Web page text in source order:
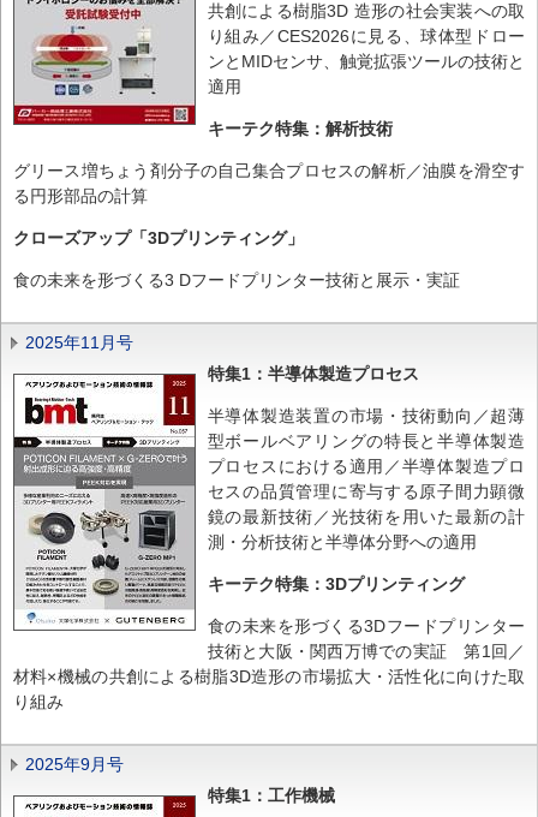
共創による樹脂3D 造形の社会実装への取
り組み／CES2026に見る、球体型ドロー
ンとMIDセンサ、触覚拡張ツールの技術と
適用
キーテク特集：解析技術
グリース増ちょう剤分子の自己集合プロセスの解析／油膜を滑空す
る円形部品の計算
クローズアップ「3Dプリンティング」
食の未来を形づくる3 Dフードプリンター技術と展示・実証
2025年11月号
特集1：半導体製造プロセス
半導体製造装置の市場・技術動向／超薄
型ボールベアリングの特長と半導体製造
プロセスにおける適用／半導体製造プロ
セスの品質管理に寄与する原子間力顕微
鏡の最新技術／光技術を用いた最新の計
測・分析技術と半導体分野への適用
キーテク特集：3Dプリンティング
食の未来を形づくる3Dフードプリンター
技術と大阪・関西万博での実証 第1回／
材料×機械の共創による樹脂3D造形の市場拡大・活性化に向けた取
り組み
2025年9月号
特集1：工作機械